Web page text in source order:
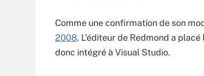
Comme une confirmation de son
2008. L’éditeur de Redmond a
donc intégré à Visual Studio.